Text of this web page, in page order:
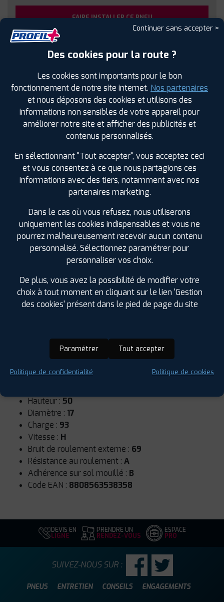
FAIRE INSTALLER CE PNEU
Sous réserve de disponibilité en agence
SPÉCIFICATIONS AVIS CLIENTS ÉTIQUETAGE
Étiquetage
Runflat :Non
Hauteur : 50
Diamètre : 17
Charge : 93
Vitesse : H
Bruit de roulement externe : 69
Résistance au roulement : A
Adhérence sur sol mouillé : B
Code EAN : 8808563538358
DEVIS EN
LIGNE
PRENDRE UN
RENDEZ-VOUS
ESPACE
PRO
PNEUS ENTRETIEN CONSEILS ENGAGEMENTS
SUIVEZ-NOUS SUR :
Continuer sans accepter >
Des cookies pour la route ?
Les cookies sont importants pour le bon
fonctionnement de notre site internet. Nos partenaires
et nous déposons des cookies et utilisons des
informations non sensibles de votre appareil pour
améliorer notre site et afficher des publicités et
contenus personnalisés.
En sélectionnant "Tout accepter", vous acceptez ceci
et vous consentez à ce que nous partagions ces
informations avec des tiers, notamment avec nos
partenaires marketing.
Dans le cas où vous refusez, nous utiliserons
uniquement les cookies indispensables et vous ne
pourrez malheureusement recevoir aucun contenu
personnalisé. Sélectionnez paramétrer pour
personnaliser vos choix.
De plus, vous avez la possibilité de modifier votre
choix à tout moment en cliquant sur le lien 'Gestion
des cookies' présent dans le pied de page du site
Paramétrer Tout accepter
Politique de confidentialité Politique de cookies